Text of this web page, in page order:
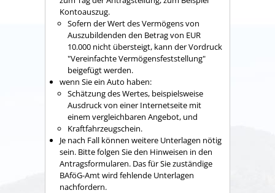
Kontoauszug.
Sofern der Wert des Vermögens von
Auszubildenden den Betrag von EUR
10.000 nicht übersteigt, kann der Vordruck
"Vereinfachte Vermögensfeststellung"
beigefügt werden.
wenn Sie ein Auto haben:
Schätzung des Wertes, beispielsweise
Ausdruck von einer Internetseite mit
einem vergleichbaren Angebot, und
Kraftfahrzeugschein.
Je nach Fall können weitere Unterlagen nötig
sein. Bitte folgen Sie den Hinweisen in den
Antragsformularen. Das für Sie zuständige
BAföG-Amt wird fehlende Unterlagen
nachfordern.